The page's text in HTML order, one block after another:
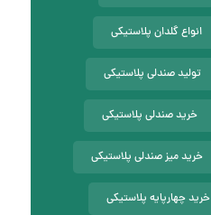
انواع گلدان پلاستیکی
تولید صندلی پلاستیکی
خرید صندلی پلاستیکی
خرید میز صندلی پلاستیکی
خرید چهارپایه پلاستیکی